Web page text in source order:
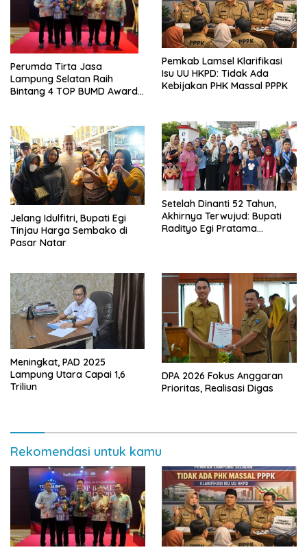
Perumda Tirta Jasa
Lampung Selatan Raih
Bintang 4 TOP BUMD Awards
Pemkab Lamsel Klarifikasi
Isu UU HKPD: Tidak Ada
Kebijakan PHK Massal PPPK
Jelang Idulfitri, Bupati Egi
Tinjau Harga Sembako di
Pasar Natar
Setelah Dinanti 52 Tahun,
Akhirnya Terwujud: Bupati
Radityo Egi Pratama
Meningkat, PAD 2025
Lampung Utara Capai 1,6
Triliun
DPA 2026 Fokus Anggaran
Prioritas, Realisasi Digas
Rekomendasi untuk kamu